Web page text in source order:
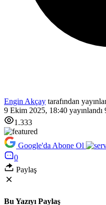
Engin Akçay tarafından
9 Ekim 2025, 18:40 yayınlandı
1.333
Google'da Abone Ol
0
Paylaş
Bu Yazıyı Paylaş